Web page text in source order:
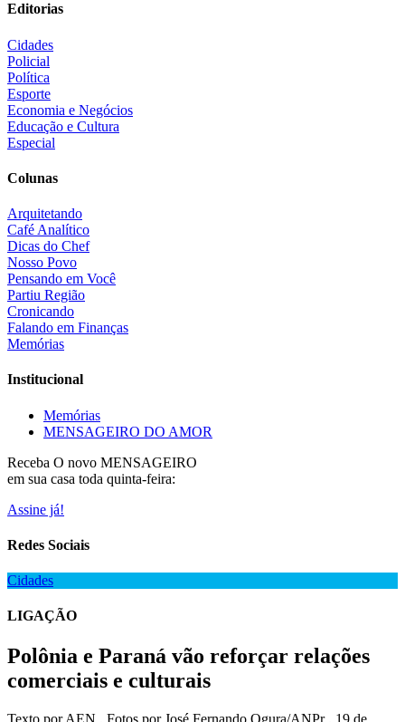
Editorias
Cidades
Policial
Política
Esporte
Economia e Negócios
Educação e Cultura
Especial
Colunas
Arquitetando
Café Analítico
Dicas do Chef
Nosso Povo
Pensando em Você
Partiu Região
Cronicando
Falando em Finanças
Memórias
Institucional
Memórias
MENSAGEIRO DO AMOR
Receba O novo MENSAGEIRO
em sua casa toda quinta-feira:
Assine já!
Redes Sociais
Cidades
LIGAÇÃO
Polônia e Paraná vão reforçar relações
comerciais e culturais
Texto por AEN . Fotos por José Fernando Ogura/ANPr . 19 de